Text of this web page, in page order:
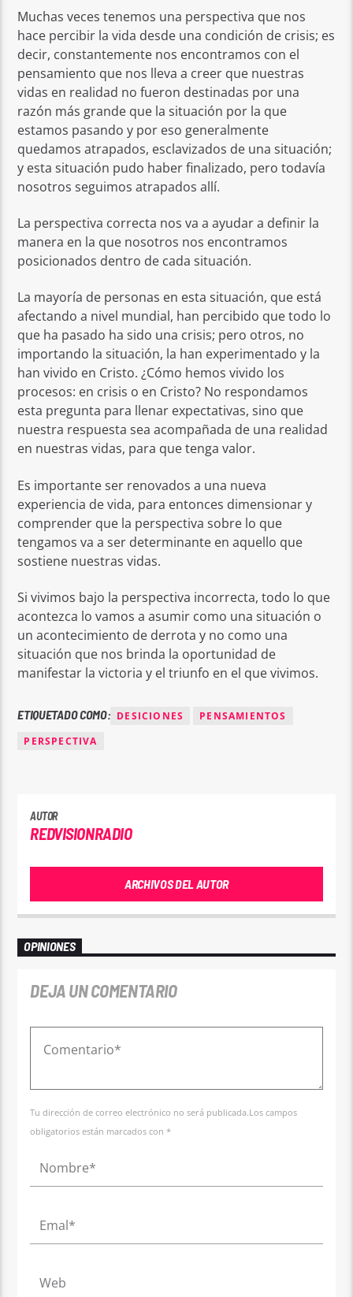
Muchas veces tenemos una perspectiva que nos
hace percibir la vida desde una condición de crisis; es
decir, constantemente nos encontramos con el
pensamiento que nos lleva a creer que nuestras
vidas en realidad no fueron destinadas por una
razón más grande que la situación por la que
estamos pasando y por eso generalmente
quedamos atrapados, esclavizados de una situación;
y esta situación pudo haber finalizado, pero todavía
nosotros seguimos atrapados allí.
La perspectiva correcta nos va a ayudar a definir la
manera en la que nosotros nos encontramos
posicionados dentro de cada situación.
La mayoría de personas en esta situación, que está
afectando a nivel mundial, han percibido que todo lo
que ha pasado ha sido una crisis; pero otros, no
importando la situación, la han experimentado y la
han vivido en Cristo. ¿Cómo hemos vivido los
procesos: en crisis o en Cristo? No respondamos
esta pregunta para llenar expectativas, sino que
nuestra respuesta sea acompañada de una realidad
en nuestras vidas, para que tenga valor.
Es importante ser renovados a una nueva
experiencia de vida, para entonces dimensionar y
comprender que la perspectiva sobre lo que
tengamos va a ser determinante en aquello que
sostiene nuestras vidas.
Si vivimos bajo la perspectiva incorrecta, todo lo que
acontezca lo vamos a asumir como una situación o
un acontecimiento de derrota y no como una
situación que nos brinda la oportunidad de
manifestar la victoria y el triunfo en el que vivimos.
ETIQUETADO COMO: DESICIONES
PENSAMIENTOS
PERSPECTIVA
AUTOR
REDVISIONRADIO
ARCHIVOS DEL AUTOR
OPINIONES
DEJA UN COMENTARIO
Tu dirección de correo electrónico no será publicada.Los campos
obligatorios están marcados con *